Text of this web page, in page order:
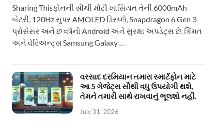
Sharing Thisફોનની સૌથી મોટી ખાસિયત તેની 6000mAh
બેટરી, 120Hz સુપર AMOLED ડિસ્પ્લે, Snapdragon 6 Gen 3
પ્રોસેસર અને છ વર્ષનો Android અને સુરક્ષા અપડેટ્સ છે. કિંમત
અને વેરિઅન્ટ્સ Samsung Galaxy …
વરસાદ દરમિયાન તમારા સ્માર્ટફોન માટે
આ 5 ગેજેટ્સ સૌથી વધુ ઉપયોગી થશે,
તેમને તમારી સાથે રાખવાનું ભૂલશો નહીં.
July 31, 2026